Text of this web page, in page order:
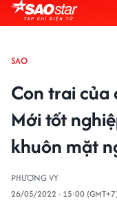
SAO
Con trai của
Mới tốt
khuôn mặt
PHƯƠNG VY
26/05/2022 - 15:00